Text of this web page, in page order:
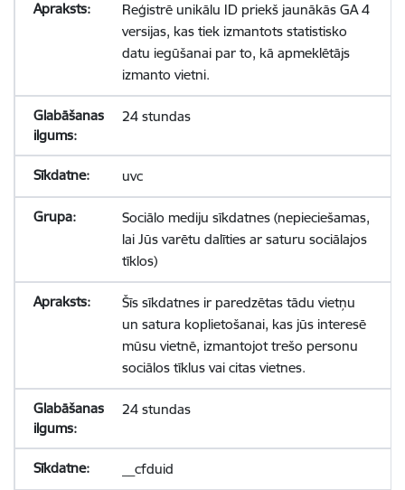
Reģistrē unikālu ID priekš jaunākās GA 4
versijas, kas tiek izmantots statistisko
datu iegūšanai par to, kā apmeklētājs
izmanto vietni.
24 stundas
uvc
Sociālo mediju sīkdatnes (nepieciešamas,
lai Jūs varētu dalīties ar saturu sociālajos
tīklos)
Šīs sīkdatnes ir paredzētas tādu vietņu
un satura koplietošanai, kas jūs interesē
mūsu vietnē, izmantojot trešo personu
sociālos tīklus vai citas vietnes.
24 stundas
__cfduid